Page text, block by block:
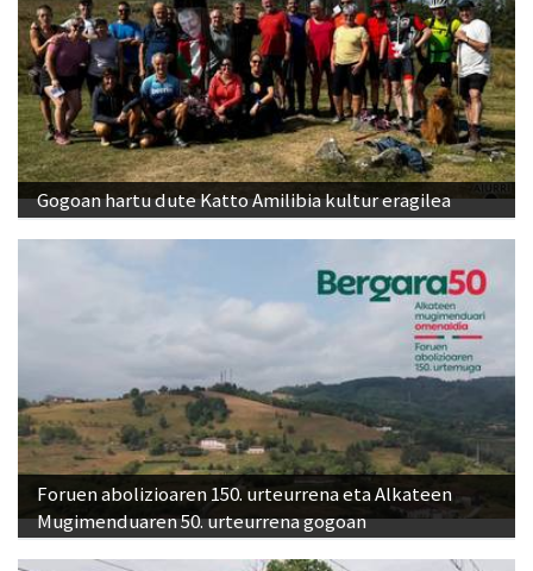
Gogoan hartu dute Katto Amilibia kultur eragilea
Foruen abolizioaren 150. urteurrena eta Alkateen
Mugimenduaren 50. urteurrena gogoan